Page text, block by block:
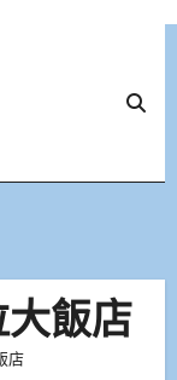
飯店
店